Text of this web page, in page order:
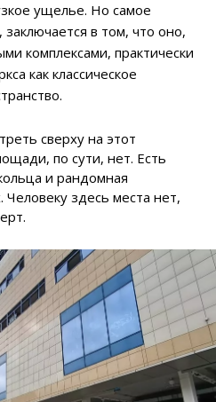
ущелье. Но самое
в том, что оно,
комплексами, практически
как классическое
сверху на этот
по сути, нет. Есть
и рандомная
Человеку здесь места нет,